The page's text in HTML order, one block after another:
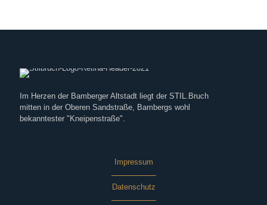
Im Herzen der Bamberger Altstadt liegt der STIL.Bruch
mitten in der Oberen Sandstraße, Bambergs wohl
bekanntester "Kneipenstraße".
Impressum
Datenschutz